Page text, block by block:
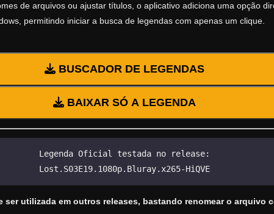
de arquivos ou ajustar títulos, o aplicativo adiciona uma opção
permitindo iniciar a busca de legendas com apenas um clique.
BUSCADOR DE LEGENDAS
BAIXAR SÓ A LEGENDA
Legenda Oficial testada no release:
Lost.S03E19.1080p.Bluray.x265-HiQVE
ser utilizada em outros releases, bastando renomear o arquivo